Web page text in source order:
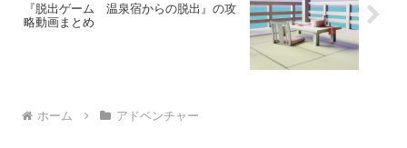
『脱出ゲーム 温泉宿からの脱出』の攻
略動画まとめ
ホーム アドベンチャー